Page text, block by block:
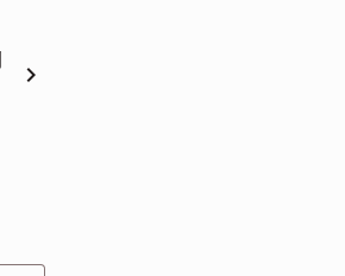
chevron_right